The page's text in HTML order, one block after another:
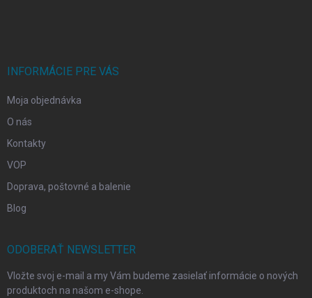
INFORMÁCIE PRE VÁS
Moja objednávka
O nás
Kontakty
VOP
Doprava, poštovné a balenie
Blog
ODOBERAŤ NEWSLETTER
Vložte svoj e-mail a my Vám budeme zasielať informácie o nových
produktoch na našom e-shope.